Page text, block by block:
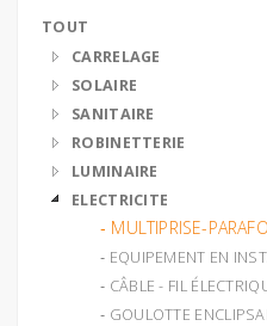
TOUT
CARRELAGE
SOLAIRE
SANITAIRE
ROBINETTERIE
LUMINAIRE
ELECTRICITE
‐ MULTIPRISE-
‐ EQUIPEMENT EN
‐ CÂBLE - FIL
‐ GOULOTTE